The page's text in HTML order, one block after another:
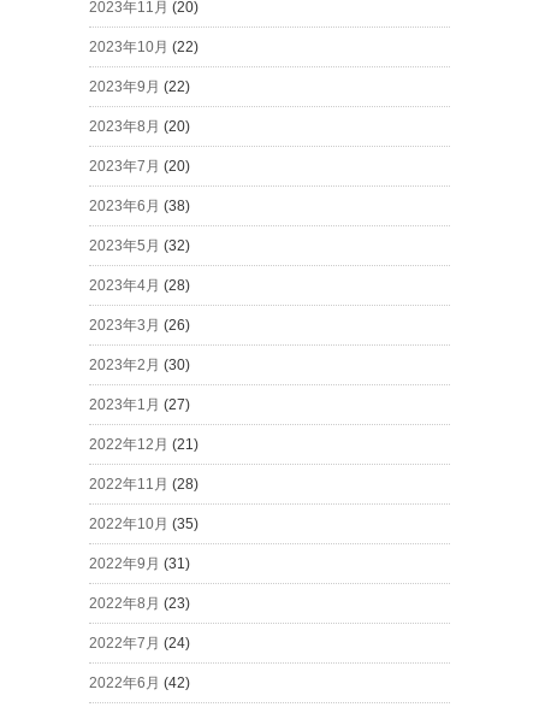
2023年11月 (20)
2023年10月 (22)
2023年9月 (22)
2023年8月 (20)
2023年7月 (20)
2023年6月 (38)
2023年5月 (32)
2023年4月 (28)
2023年3月 (26)
2023年2月 (30)
2023年1月 (27)
2022年12月 (21)
2022年11月 (28)
2022年10月 (35)
2022年9月 (31)
2022年8月 (23)
2022年7月 (24)
2022年6月 (42)